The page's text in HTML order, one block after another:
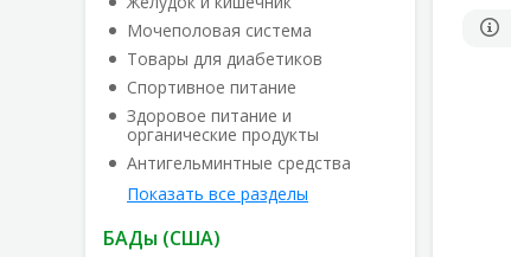
Мочеполовая система
Товары для диабетиков
Спортивное питание
Здоровое питание и
органические продукты
Антигельминтные средства
Показать все разделы
БАДы (США)